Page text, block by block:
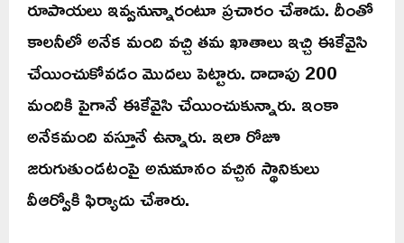
రూపాయలు ఇవ్వనున్నారంటూ ప్రచారం చేశాడు. దీంతో
కాలనీలో అనేక మంది వచ్చి తమ ఖాతాలు ఇచ్చి ఈకేవైసి
చేయించుకోవడం మొదలు పెట్టారు. దాదాపు 200
మందికి పైగానే ఈకేవైసి చేయించుకున్నారు. ఇంకా
అనేకమంది వస్తూనే ఉన్నారు. ఇలా రోజూ
జరుగుతుండటంపై అనుమానం వచ్చిన స్థానికులు
వీఆర్వోకి ఫిర్యాదు చేశారు.